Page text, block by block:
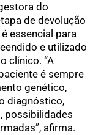
do
de devolução
essencial para
e utilizado
clínico. “A
é sempre
genético,
diagnóstico,
possibilidades
afirma.